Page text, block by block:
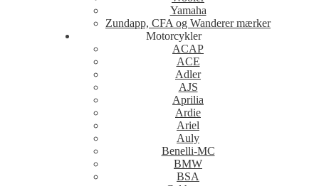
Yamaha
Zundapp, CFA og Wanderer mærker
Motorcykler
ACAP
ACE
Adler
AJS
Aprilia
Ardie
Ariel
Auly
Benelli-MC
BMW
BSA